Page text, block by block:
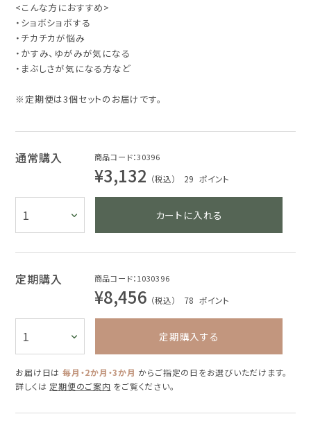
<こんな方におすすめ>
・ショボショボする
・チカチカが悩み
・かすみ、ゆがみが気になる
・まぶしさが気になる方など
※定期便は3個セットのお届けです。
通常購入 商品コード：30396
¥3,132 （税込） 29 ポイント
カートに入れる
定期購入 商品コード：1030396
¥8,456 （税込） 78 ポイント
定期購入する
お届け日は 毎月・2か月・3か月 からご指定の日をお選びいただけます。
詳しくは 定期便のご案内 をご覧ください。